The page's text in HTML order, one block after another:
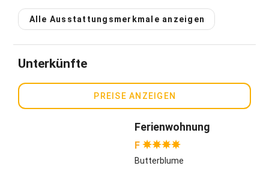
Helle, freundlich eingerichtete Ferienwohnungen, große
WLAN, TV, Bettwäsche, gemeinsame Waschmaschine und
Grillmöglichkeit, Lagerfeuerstelle, Tischtennis etc.
Gastgeber spricht:Deutsch, Englisch
Alle Ausstattungsmerkmale anzeigen
Unterkünfte
PREISE ANZEIGEN
Ferienwohnung
F
Butterblume